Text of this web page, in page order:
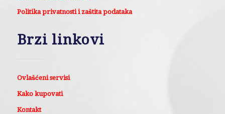
Politika privatnosti i zaštita podataka
Brzi linkovi
Ovlašćeni servisi
Kako kupovati
Kontakt